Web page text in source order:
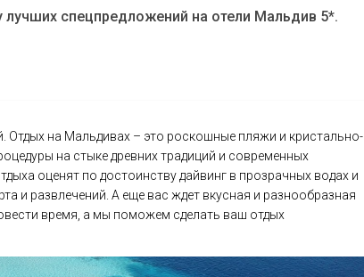
спецпредложений на отели Мальдив 5*.
Отдых на Мальдивах – это роскошные пляжи и кристально-
на стыке древних традиций и современных
оценят по достоинству дайвинг в прозрачных водах и
и развлечений. А еще вас ждет вкусная и разнообразная
время, а мы поможем сделать ваш отдых